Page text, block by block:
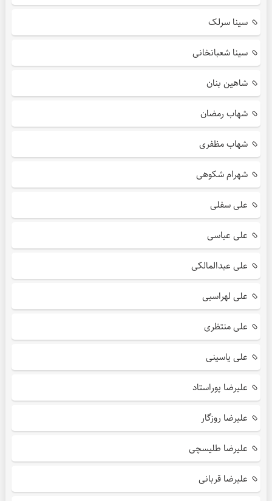
سینا سرلک
سینا شعبانخانی
شاهین بنان
شهاب رمضان
شهاب مظفری
شهرام شکوهی
علی سفلی
علی عباسی
علی عبدالمالکی
علی لهراسبی
علی منتظری
علی یاسینی
علیرضا پوراستاد
علیرضا روزگار
علیرضا طلیسچی
علیرضا قربانی